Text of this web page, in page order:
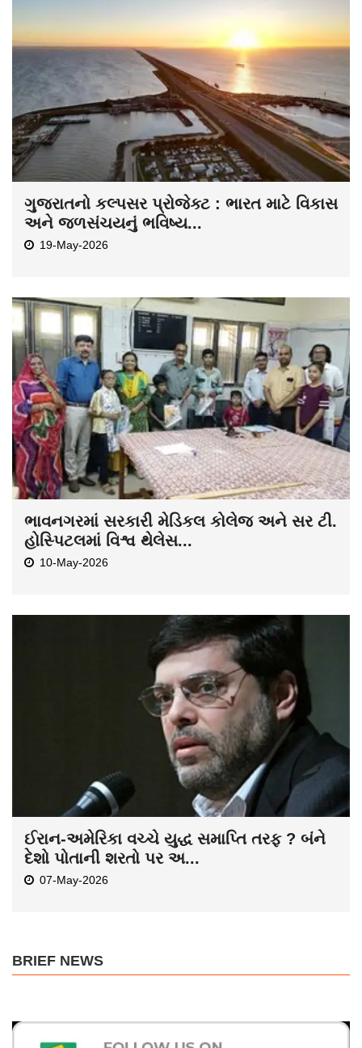
ગુજરાતનો કલ્પસર પ્રોજેક્ટ : ભારત માટે વિકાસ
અને જળસંચયનું ભવિષ્ય...
19-May-2026
ભાવનગરમાં સરકારી મેડિકલ કોલેજ અને સર ટી.
હોસ્પિટલમાં વિશ્વ થેલેસ...
10-May-2026
ઈરાન-અમેરિકા વચ્ચે યુદ્ધ સમાપ્તિ તરફ ? બંને
દેશો પોતાની શરતો પર અ...
07-May-2026
BRIEF NEWS